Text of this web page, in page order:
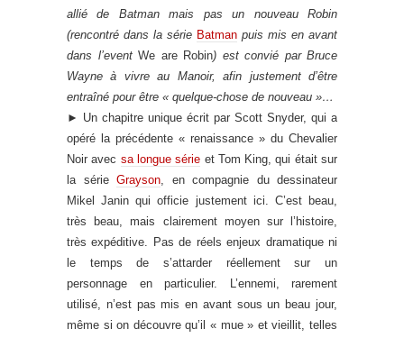
allié de Batman mais pas un nouveau Robin
(rencontré dans la série Batman puis mis en avant
dans l’eventWe are Robin) est convié par Bruce
Wayne à vivre au Manoir, afin justement d’être
entraîné pour être « quelque-chose de nouveau »…
► Un chapitre unique écrit par Scott Snyder, qui a
opéré la précédente « renaissance » du Chevalier
Noir avec sa longue série et Tom King, qui était sur
la série Grayson, en compagnie du dessinateur
Mikel Janin qui officie justement ici. C’est beau,
très beau, mais clairement moyen sur l’histoire,
très expéditive. Pas de réels enjeux dramatique ni
le temps de s’attarder réellement sur un
personnage en particulier. L’ennemi, rarement
utilisé, n’est pas mis en avant sous un beau jour,
même si on découvre qu’il « mue » et vieillit, telles